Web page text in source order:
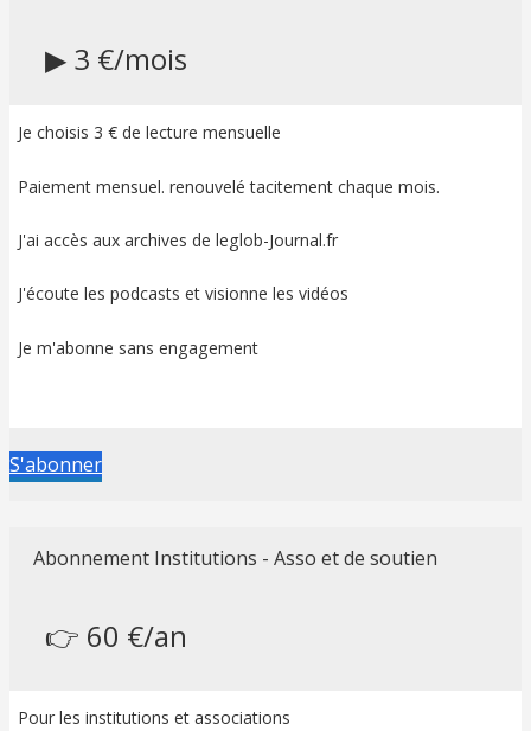
▶ 3 €/mois
Je choisis 3 € de lecture mensuelle
Paiement mensuel. renouvelé tacitement chaque mois.
J'ai accès aux archives de leglob-Journal.fr
J'écoute les podcasts et visionne les vidéos
Je m'abonne sans engagement
S'abonner
Abonnement Institutions - Asso et de soutien
👉 60 €/an
Pour les institutions et associations